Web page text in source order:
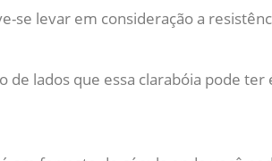
se levar em consideração a
de lados que essa clarabóia pode ter